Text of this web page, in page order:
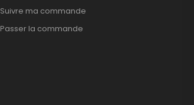
Suivre ma commande
Passer la commande